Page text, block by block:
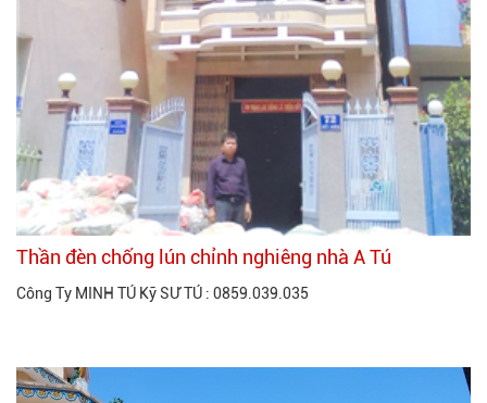
Thần đèn chống lún chỉnh nghiêng nhà A Tú
Công Ty MINH TÚ Kỹ SƯ TÚ : 0859.039.035